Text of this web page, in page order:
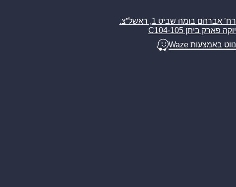
רח’ אברהם בומה שביט 1, ראשל”צ.
יוקה פארק ביתן C104-105
נווט באמצעות Waze